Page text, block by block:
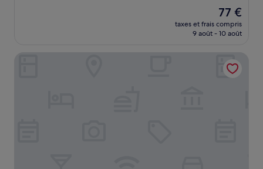
Le
nouveau
prix
de
77 €
77 €
taxes et frais compris
9 août - 10 août